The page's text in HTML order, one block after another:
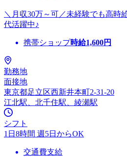
＼月収30万～可／未経験でも高時
代活躍中♪
携帯ショップ時給1,600円
勤務地
面接地
東京都足立区西新井本町2-31-20
江北駅、北千住駅、綾瀬駅
シフト
1日8時間 週5日からOK
交通費支給